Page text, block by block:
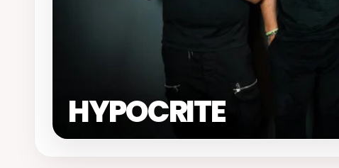
HYPOCRITE